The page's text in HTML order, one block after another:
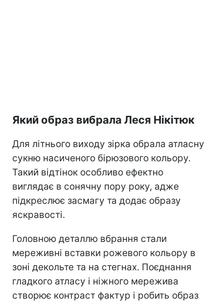
Який образ вибрала Леся Нікітюк
Для літнього виходу зірка обрала атласну
сукню насиченого бірюзового кольору.
Такий відтінок особливо ефектно
виглядає в сонячну пору року, адже
підкреслює засмагу та додає образу
яскравості.
Головною деталлю вбрання стали
мереживні вставки рожевого кольору в
зоні декольте та на стегнах. Поєднання
гладкого атласу і ніжного мережива
створює контраст фактур і робить образ